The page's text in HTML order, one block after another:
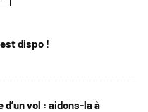
dispo !
vol : aidons-la à